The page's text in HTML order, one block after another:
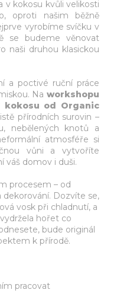
v kokosu kvůli velikosti
oproti našim běžně
vyrobíme svíčku v
se budeme věnovat
naši druhou klasickou
a poctivé ruční práce
Na workshopu
kokosu od Organic
přírodních surovin –
nebělených knotů a
atmosféře si
vůni a vytvoříte
váš domov i duši.
procesem – od
dekorování. Dozvíte se,
vosk při chladnutí, a
hořet co
bude originál
k přírodě.
pracovat